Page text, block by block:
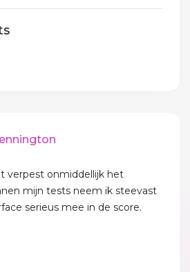
verpest onmiddellijk het
mijn tests neem ik steevast
serieus mee in de score.